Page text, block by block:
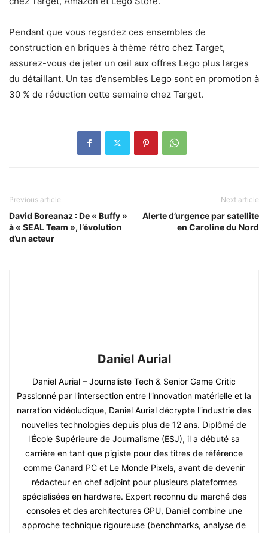
Pendant que vous regardez ces ensembles de
construction en briques à thème rétro chez Target,
assurez-vous de jeter un œil aux offres Lego plus larges
du détaillant. Un tas d’ensembles Lego sont en promotion à
30 % de réduction cette semaine chez Target.
Previous article
David Boreanaz : De « Buffy »
à « SEAL Team », l’évolution
d’un acteur
Next article
Alerte d’urgence par satellite
en Caroline du Nord
Daniel Aurial
Daniel Aurial – Journaliste Tech & Senior Game Critic
Passionné par l'intersection entre l'innovation matérielle et la
narration vidéoludique, Daniel Aurial décrypte l'industrie des
nouvelles technologies depuis plus de 12 ans. Diplômé de
l'École Supérieure de Journalisme (ESJ), il a débuté sa
carrière en tant que pigiste pour des titres de référence
comme Canard PC et Le Monde Pixels, avant de devenir
rédacteur en chef adjoint pour plusieurs plateformes
spécialisées en hardware. Expert reconnu du marché des
consoles et des architectures GPU, Daniel combine une
approche technique rigoureuse (benchmarks, analyse de